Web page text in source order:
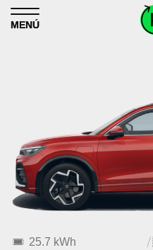
Skip to content
MENÚ
25.7 kWh